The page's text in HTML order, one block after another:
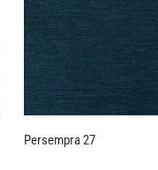
Persempra 27